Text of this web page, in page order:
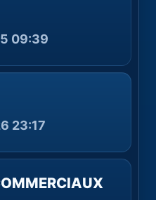
09:39
23:17